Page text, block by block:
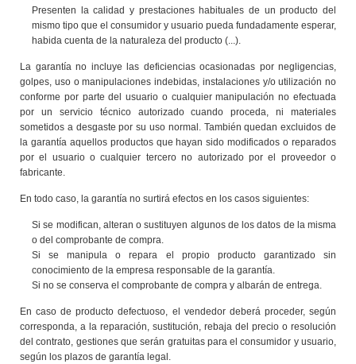
Presenten la calidad y prestaciones habituales de un producto del
mismo tipo que el consumidor y usuario pueda fundadamente esperar,
habida cuenta de la naturaleza del producto (...).
La garantía no incluye las deficiencias ocasionadas por negligencias,
golpes, uso o manipulaciones indebidas, instalaciones y/o utilización no
conforme por parte del usuario o cualquier manipulación no efectuada
por un servicio técnico autorizado cuando proceda, ni materiales
sometidos a desgaste por su uso normal. También quedan excluidos de
la garantía aquellos productos que hayan sido modificados o reparados
por el usuario o cualquier tercero no autorizado por el proveedor o
fabricante.
En todo caso, la garantía no surtirá efectos en los casos siguientes:
Si se modifican, alteran o sustituyen algunos de los datos de la misma
o del comprobante de compra.
Si se manipula o repara el propio producto garantizado sin
conocimiento de la empresa responsable de la garantía.
Si no se conserva el comprobante de compra y albarán de entrega.
En caso de producto defectuoso, el vendedor deberá proceder, según
corresponda, a la reparación, sustitución, rebaja del precio o resolución
del contrato, gestiones que serán gratuitas para el consumidor y usuario,
según los plazos de garantía legal.